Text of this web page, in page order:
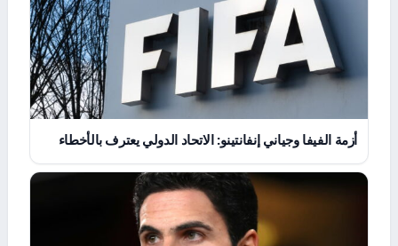
أزمة الفيفا وجياني إنفانتينو: الاتحاد الدولي يعترف بالأخطاء